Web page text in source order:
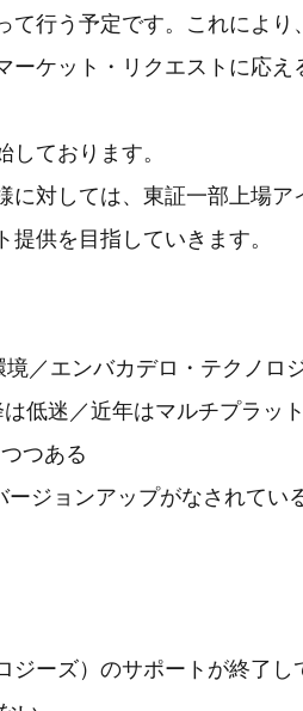
て行う予定です。これにより
ーケット・リクエストに応え
ております。
に対しては、東証一部上場ア
供を目指していきます。
／エンバカデロ・テクノロ
低迷／近年はマルチプラッ
つある
ージョンアップがなされてい
ーズ）のサポートが終了し